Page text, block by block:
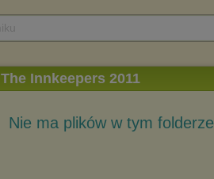
The Innkeepers 2011
Nie ma plików w tym folderze